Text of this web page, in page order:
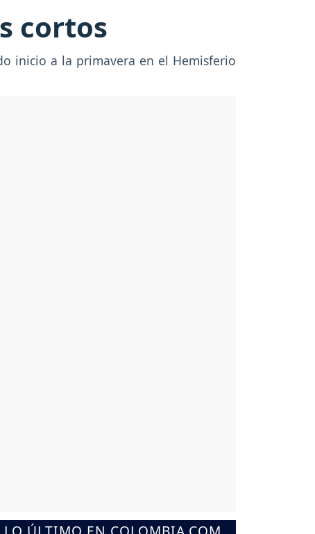
cortos
inicio a la primavera en el Hemisferio